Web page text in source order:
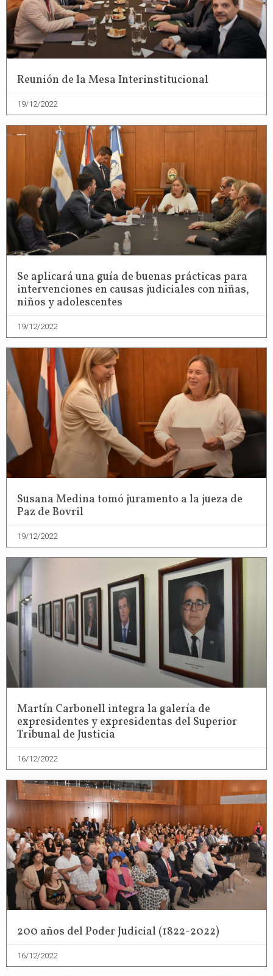
Reunión de la Mesa Interinstitucional
19/12/2022
Se aplicará una guía de buenas prácticas para
intervenciones en causas judiciales con niñas,
niños y adolescentes
19/12/2022
Susana Medina tomó juramento a la jueza de
Paz de Bovril
19/12/2022
Martín Carbonell integra la galería de
expresidentes y expresidentas del Superior
Tribunal de Justicia
16/12/2022
200 años del Poder Judicial (1822-2022)
16/12/2022